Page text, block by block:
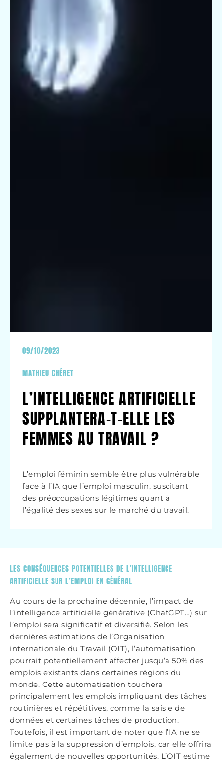
09/10/2023
MATHIEU CHÉRET
L’INTELLIGENCE ARTIFICIELLE
SUPPLANTERA-T-ELLE LES
FEMMES AU TRAVAIL ?
L’emploi féminin semble être plus vulnérable
face à l’IA que l’emploi masculin, suscitant
des préoccupations légitimes quant à
l’égalité des sexes sur le marché du travail.
LES CONSÉQUENCES POTENTIELLES DE L’INTELLIGENCE
ARTIFICIELLE SUR L’EMPLOI EN GÉNÉRAL
Au cours de la prochaine décennie, l’impact de
l’intelligence artificielle générative (ChatGPT…) sur
l’emploi sera significatif et diversifié. Selon les
dernières estimations de l’Organisation
internationale du Travail (OIT), l’automatisation
pourrait potentiellement affecter jusqu’à 50% des
emplois existants dans certaines régions du
monde. Cette automatisation touchera
principalement les emplois impliquant des tâches
routinières et répétitives, comme la saisie de
données et certaines tâches de production.
Toutefois, il est important de noter que l’IA ne se
limite pas à la suppression d’emplois, car elle offrira
également de nouvelles opportunités. L’OIT estime